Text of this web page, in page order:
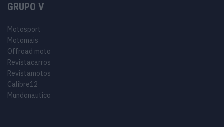
GRUPO V
Motosport
Motomais
Offroad moto
Revistacarros
Revistamotos
Calibre12
Mundonautico